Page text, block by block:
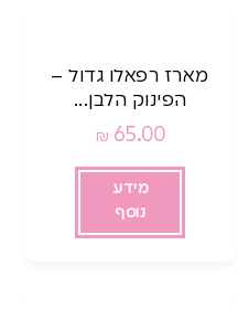
מארז רפאלו גדול –
הפינוק הלבן...
65.00
₪
מידע
נוסף